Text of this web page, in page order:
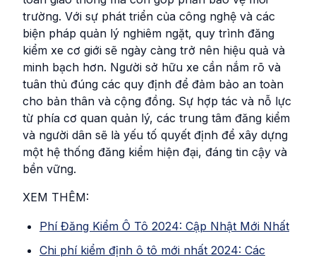
trường. Với sự phát triển của công nghệ và các
biện pháp quản lý nghiêm ngặt, quy trình đăng
kiểm xe cơ giới sẽ ngày càng trở nên hiệu quả và
minh bạch hơn. Người sở hữu xe cần nắm rõ và
tuân thủ đúng các quy định để đảm bảo an toàn
cho bản thân và cộng đồng. Sự hợp tác và nỗ lực
từ phía cơ quan quản lý, các trung tâm đăng kiểm
và người dân sẽ là yếu tố quyết định để xây dựng
một hệ thống đăng kiểm hiện đại, đáng tin cậy và
bền vững.
XEM THÊM:
Phí Đăng Kiểm Ô Tô 2024: Cập Nhật Mới Nhất
Chi phí kiểm định ô tô mới nhất 2024: Các